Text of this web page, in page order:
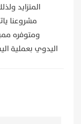
المتزايد
مشروعنا
ومتوفره
اليدوي بعملية